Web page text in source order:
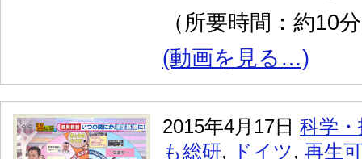
（所要時間：約10
(動画を見る…)
2015年4月17日 科学
も総研, ドイツ, 再生